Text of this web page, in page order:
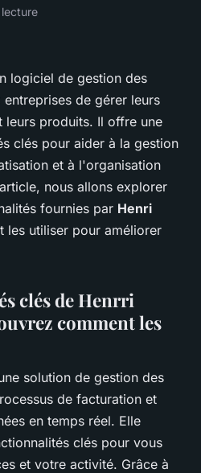
logiciel de gestion des
de gérer leurs
leurs produits. Il offre une
clés pour aider à la gestion
et à l'organisation
nous allons explorer
fournies par Henri
les utiliser pour améliorer
clés de Henrri
comment les
solution de gestion des
de facturation et
en temps réel. Elle
clés pour vous
et votre activité. Grâce à